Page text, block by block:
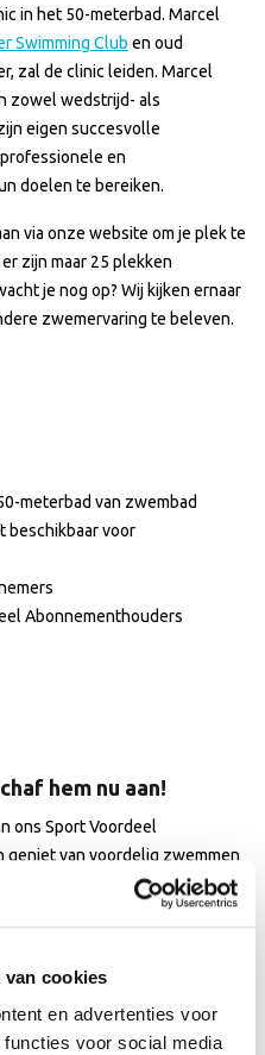
van cookies
en advertenties voor
voor social media
in het 50-meterbad. Marcel
Swimming Club en oud
zal de clinic leiden. Marcel
zowel wedstrijd- als
eigen succesvolle
en
doelen te bereiken.
via onze website om je plek te
zijn maar 25 plekken
je nog op? Wij kijken ernaar
zwemervaring te beleven.
meterbad van zwembad
beschikbaar voor
Abonnementhouders
hem nu aan!
ons Sport Voordeel
geniet van voordelig zwemmen
verrassingen die het sporten
jouw abonnement aan en word
op onze website.
Abonnement